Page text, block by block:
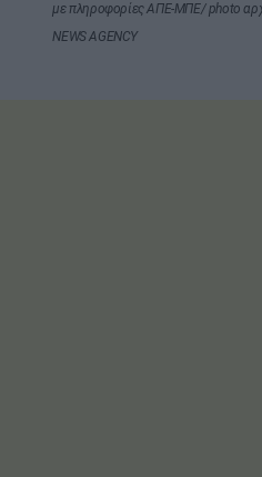
με πληροφορίεςΑΠΕ-ΜΠΕ/ photo
NEWS AGENCY